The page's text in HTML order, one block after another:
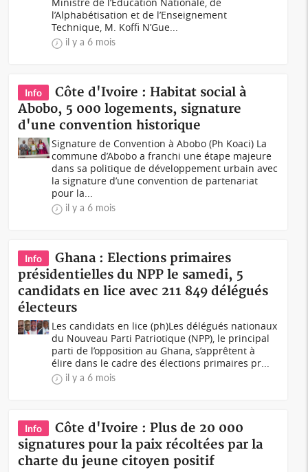
l’Alphabétisation et de l’Enseignement
Technique, M. Koffi N’Gue...
il y a 6 mois
Info
Côte d'Ivoire : Habitat social à
Abobo, 5 000 logements, signature
d'une convention historique
Signature de Convention à Abobo (Ph Koaci) La
commune d’Abobo a franchi une étape majeure
dans sa politique de développement urbain avec
la signature d’une convention de partenariat
pour la...
il y a 6 mois
Info
Ghana : Elections primaires
présidentielles du NPP le samedi, 5
candidats en lice avec 211 849 délégués
électeurs
Les candidats en lice (ph)Les délégués nationaux
du Nouveau Parti Patriotique (NPP), le principal
parti de l’opposition au Ghana, s’apprêtent à
élire dans le cadre des élections primaires pr...
il y a 6 mois
Info
Côte d'Ivoire : Plus de 20 000
signatures pour la paix récoltées par la
charte du jeune citoyen positif